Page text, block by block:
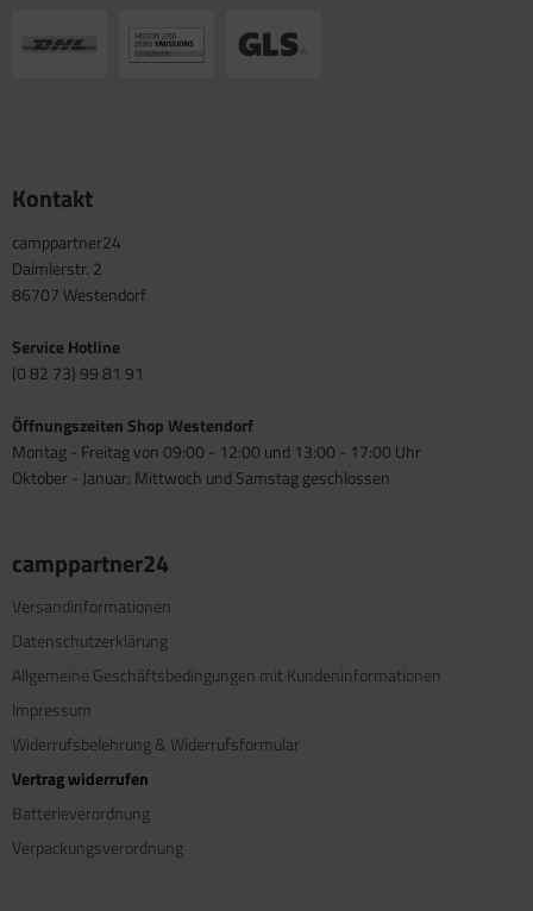
Kontakt
camppartner24
Daimlerstr. 2
86707 Westendorf
Service Hotline
(0 82 73) 99 81 91
Öffnungszeiten Shop Westendorf
Montag - Freitag von 09:00 - 12:00 und 13:00 - 17:00 Uhr
Oktober - Januar: Mittwoch und Samstag geschlossen
camppartner24
Versandinformationen
Datenschutzerklärung
Allgemeine Geschäftsbedingungen mit Kundeninformationen
Impressum
Widerrufsbelehrung & Widerrufsformular
Vertrag widerrufen
Batterieverordnung
Verpackungsverordnung